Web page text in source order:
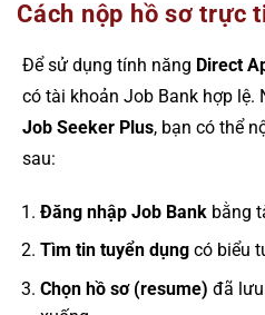
Cách nộp hồ sơ trực
Để sử dụng tính năng Direct
có tài khoản Job Bank hợp lệ.
Job Seeker Plus, bạn có thể
sau:
Đăng nhập Job Bankbằng
Tìm tin tuyển dụngcó biểu
Chọn hồ sơ (resume) đã